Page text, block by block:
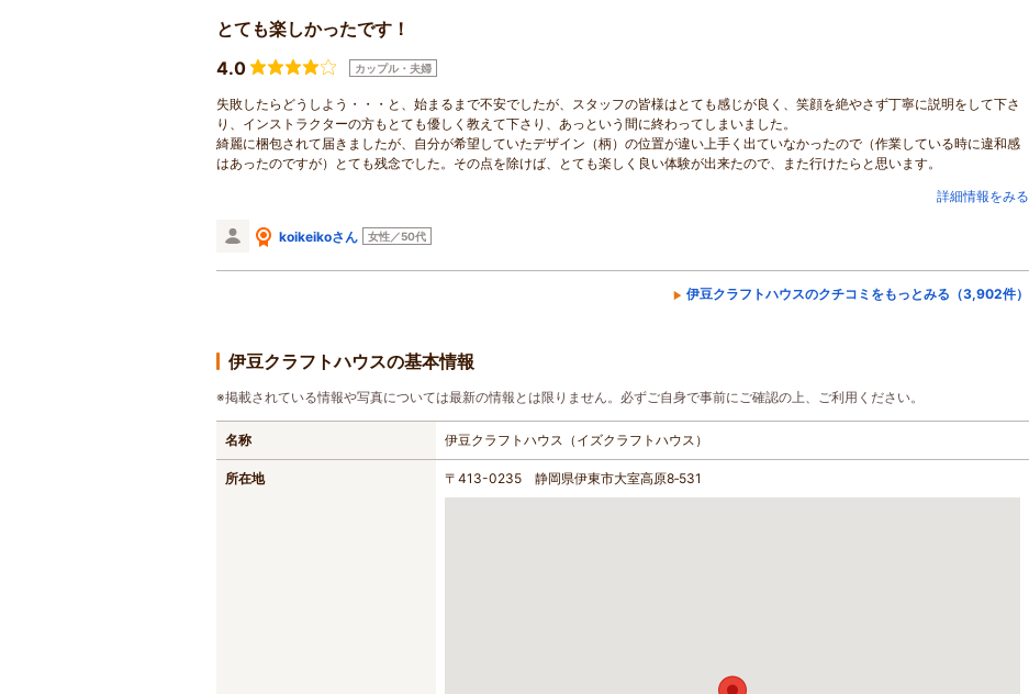
とても楽しかったです！
4.0
カップル・夫婦
失敗したらどうしよう・・・と、始まるまで不安でしたが、スタッフの皆様はとても感じが良く、笑顔を絶やさず丁寧に説明をして下さ
り、インストラクターの方もとても優しく教えて下さり、あっという間に終わってしまいました。
綺麗に梱包されて届きましたが、自分が希望していたデザイン（柄）の位置が違い上手く出ていなかったので（作業している時に違和感
はあったのですが）とても残念でした。その点を除けば、とても楽しく良い体験が出来たので、また行けたらと思います。
詳細情報をみる
koikeikoさん 女性／50代
伊豆クラフトハウスのクチコミをもっとみる（3,902件）
伊豆クラフトハウスの基本情報
※掲載されている情報や写真については最新の情報とは限りません。必ずご自身で事前にご確認の上、ご利用ください。
名称 伊豆クラフトハウス（イズクラフトハウス）
所在地 〒413-0235 静岡県伊東市大室高原8‐531